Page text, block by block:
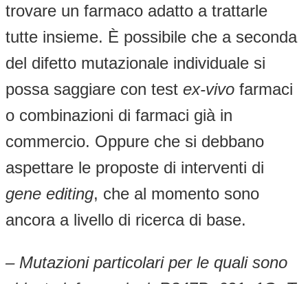
trovare un farmaco adatto a trattarle
tutte insieme. È possibile che a seconda
del difetto mutazionale individuale si
possa saggiare con test ex-vivo farmaci
o combinazioni di farmaci già in
commercio. Oppure che si debbano
aspettare le proposte di interventi di
gene editing, che al momento sono
ancora a livello di ricerca di base.
– Mutazioni particolari per le quali sono